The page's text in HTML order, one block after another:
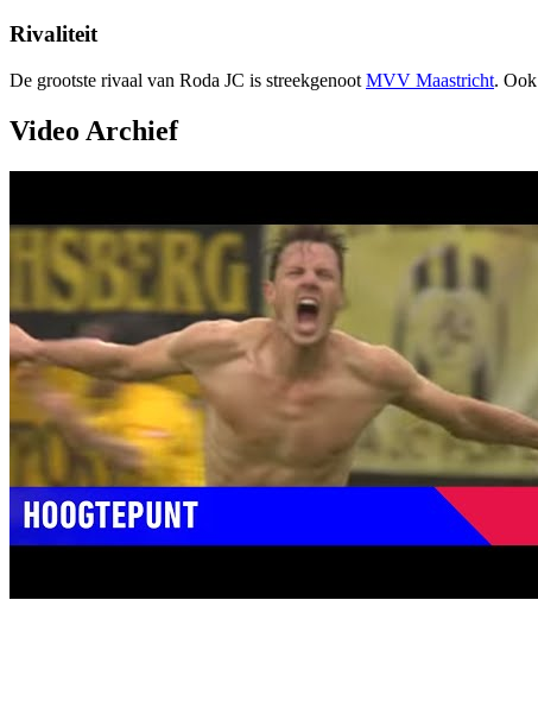
Rivaliteit
De grootste rivaal van Roda JC is streekgenoot MVV Maastricht. Ook
Video Archief